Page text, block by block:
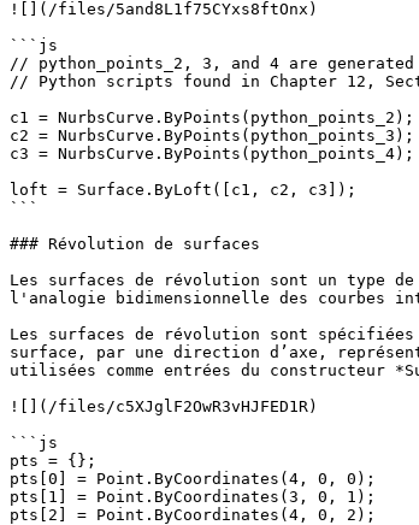
![](/files/5and8L1f75CYxs8ftOnx)
```js
// python_points_2, 3, and 4 are
// Python scripts found in Chapter 12,
c1 = NurbsCurve.ByPoints(python_points_2);
c2 = NurbsCurve.ByPoints(python_points_3);
c3 = NurbsCurve.ByPoints(python_points_4);
loft = Surface.ByLoft([c1, c2, c3]);
```
### Révolution de surfaces
Les surfaces de révolution sont un type
l'analogie bidimensionnelle des courbes
Les surfaces de révolution sont
surface, par une direction d’axe,
utilisées comme entrées du constructeur
![](/files/c5XJglF2OwR3vHJFED1R)
```js
pts = {};
pts[0] = Point.ByCoordinates(4, 0, 0);
pts[1] = Point.ByCoordinates(3, 0, 1);
pts[2] = Point.ByCoordinates(4, 0, 2);